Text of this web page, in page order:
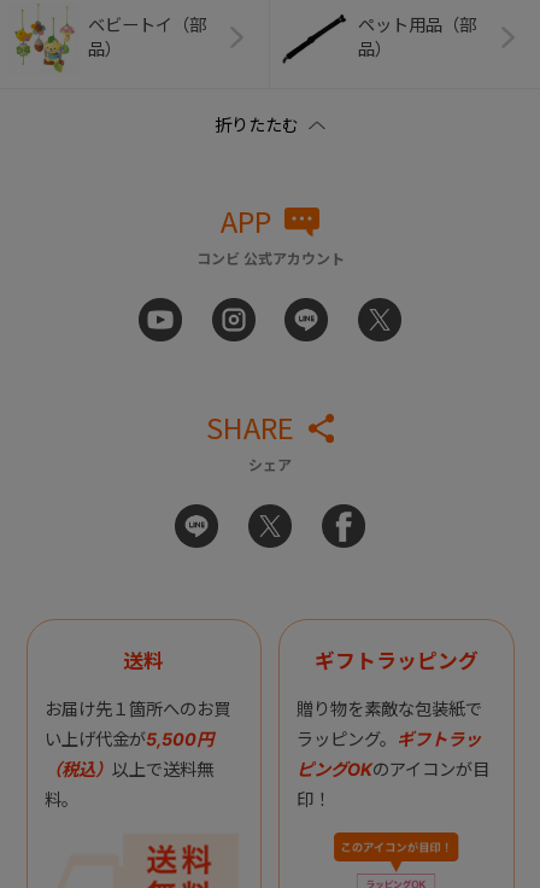
ベビートイ（部
品）
ペット用品（部
品）
APP
コンビ 公式アカウント
SHARE
シェア
送料
お届け先１箇所へのお買
い上げ代金が5,500円
（税込） 以上で送料無
料。
ギフトラッピング
贈り物を素敵な包装紙で
ラッピング。 ギフトラッ
ピングOKのアイコンが目
印！